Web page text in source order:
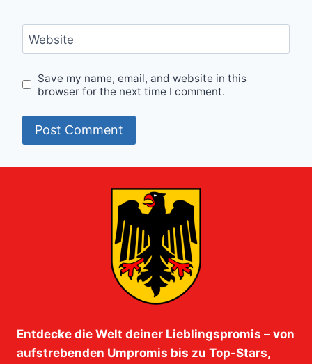
Website
Save my name, email, and website in this
browser for the next time I comment.
Entdecke die Welt deiner Lieblingspromis – von
aufstrebenden Umpromis bis zu Top-Stars,